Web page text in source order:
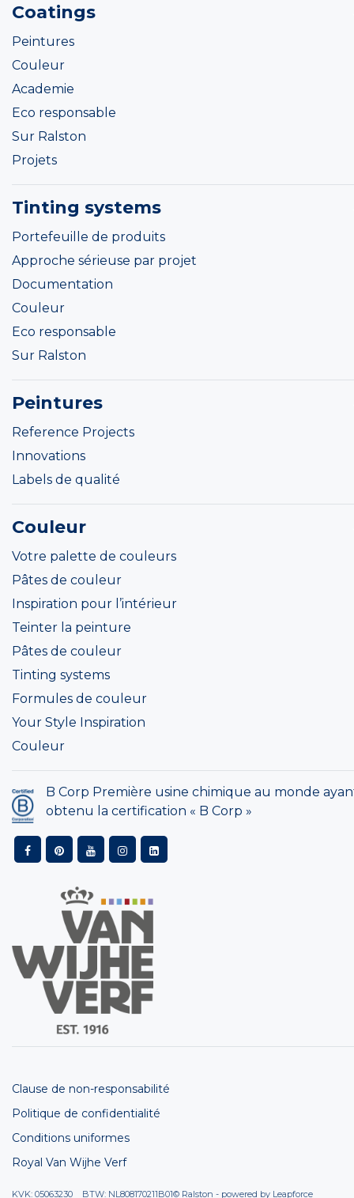
Coatings
Peintures
Couleur
Academie
Eco responsable
Sur Ralston
Projets
Tinting systems
Portefeuille de produits
Approche sérieuse par projet
Documentation
Couleur
Eco responsable
Sur Ralston
Peintures
Reference Projects
Innovations
Labels de qualité
Couleur
Votre palette de couleurs
Pâtes de couleur
Inspiration pour l’intérieur
Teinter la peinture
Pâtes de couleur
Tinting systems
Formules de couleur
Your Style Inspiration
Couleur
B Corp Première usine chimique au monde
obtenu la certification « B Corp »
Clause de non-responsabilité
Politique de confidentialité
Conditions uniformes
Royal Van Wijhe Verf
KVK: 05063230 BTW: NL808170211B01© Ralston - powered by Leapforce